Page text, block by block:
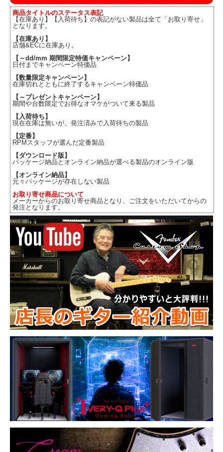
商品タイトルのステータス表記
【在庫あり】【入荷待ち】の表記がない製品は全て「お取り寄せ」
となります。
【在庫あり】
店舗&ECに在庫あり。
【～dd/mm 期間限定特価キャンペーン】
日付までキャンペーン特価品
【数量限定キャンペーン】
在庫切れとともに終了するキャンペーン特価品
【～プレゼントキャンペーン】
期間や台数限定でお得なオマケがついて来る製品
【入荷待ち】
現在在庫は無いが、発注済みで入荷待ちの製品
【定番】
RPMスタッフが選んだ定番製品
【ダウンロード版】
パッケージ納品とオンライン納品が選べる製品のオンライン版
【オンライン納品】
元々パッケージが存在しない製品
お取り寄せ商品について
メーカーからのお取り寄せ商品となり、ご注文をいただいてからの
発注となります。